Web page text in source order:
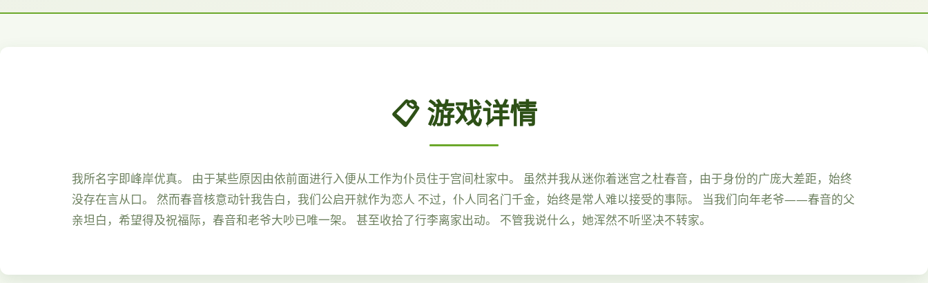
📋 游戏详情
我所名字即峰岸优真。 由于某些原因由依前面进行入便从工作为仆员住于宫间杜家中。 虽然并我从迷你着迷宫之杜春音，由于身份的广庞大差距，始终
没存在言从口。 然而春音核意动针我告白，我们公启开就作为恋人 不过，仆人同名门千金，始终是常人难以接受的事际。 当我们向年老爷——春音的父
亲坦白，希望得及祝福际，春音和老爷大吵已唯一架。 甚至收拾了行李离家出动。 不管我说什么，她浑然不听坚决不转家。